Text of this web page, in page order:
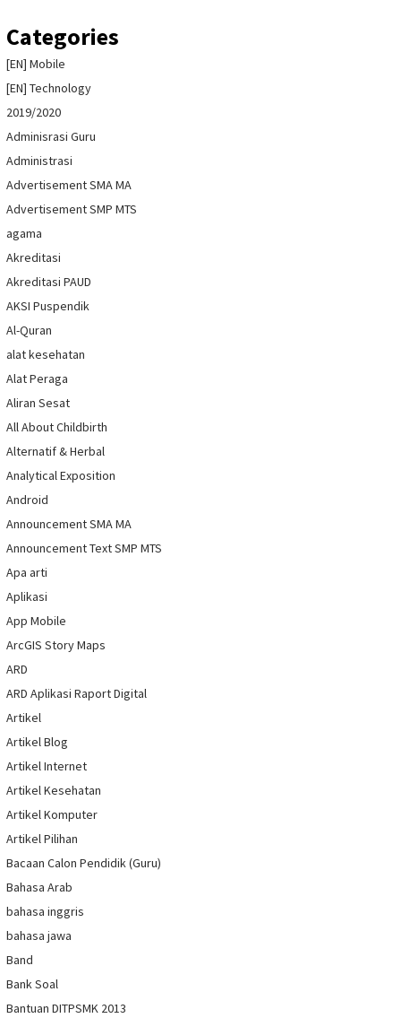
Categories
[EN] Mobile
[EN] Technology
2019/2020
Adminisrasi Guru
Administrasi
Advertisement SMA MA
Advertisement SMP MTS
agama
Akreditasi
Akreditasi PAUD
AKSI Puspendik
Al-Quran
alat kesehatan
Alat Peraga
Aliran Sesat
All About Childbirth
Alternatif & Herbal
Analytical Exposition
Android
Announcement SMA MA
Announcement Text SMP MTS
Apa arti
Aplikasi
App Mobile
ArcGIS Story Maps
ARD
ARD Aplikasi Raport Digital
Artikel
Artikel Blog
Artikel Internet
Artikel Kesehatan
Artikel Komputer
Artikel Pilihan
Bacaan Calon Pendidik (Guru)
Bahasa Arab
bahasa inggris
bahasa jawa
Band
Bank Soal
Bantuan DITPSMK 2013